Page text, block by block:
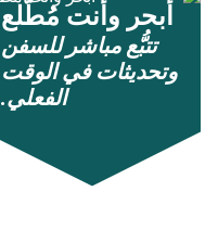
أبحر وأنت مُطّلع
تتبُّع مباشر للسفن
وتحديثات في الوقت
الفعلي.